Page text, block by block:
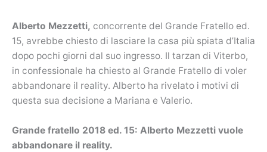
Alberto Mezzetti, concorrente del Grande Fratello ed.
15, avrebbe chiesto di lasciare la casa più spiata d’Italia
dopo pochi giorni dal suo ingresso. Il tarzan di Viterbo,
in confessionale ha chiesto al Grande Fratello di voler
abbandonare il reality. Alberto ha rivelato i motivi di
questa sua decisione a Mariana e Valerio.
Grande fratello 2018 ed. 15: Alberto Mezzetti vuole
abbandonare il reality.